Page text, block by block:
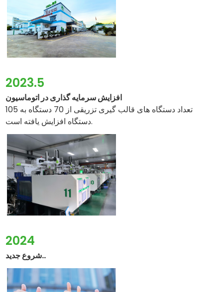
2023.5
افزایش سرمایه گذاری در اتوماسیون
تعداد دستگاه های قالب گیری تزریقی از 70 دستگاه به 105
دستگاه افزایش یافته است.
2024
شروع جدید..